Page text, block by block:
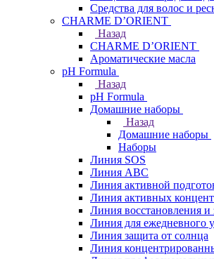
Средства для волос и
CHARME D’ORIENT
Назад
CHARME D’ORIENT
Ароматические масла
pH Formula
Назад
pH Formula
Домашние наборы
Назад
Домашние наборы
Наборы
Линия SOS
Линия АВС
Линия активной
Линия активных
Линия восстановления
Линия для ежедневного
Линия защита от солнца
Линия